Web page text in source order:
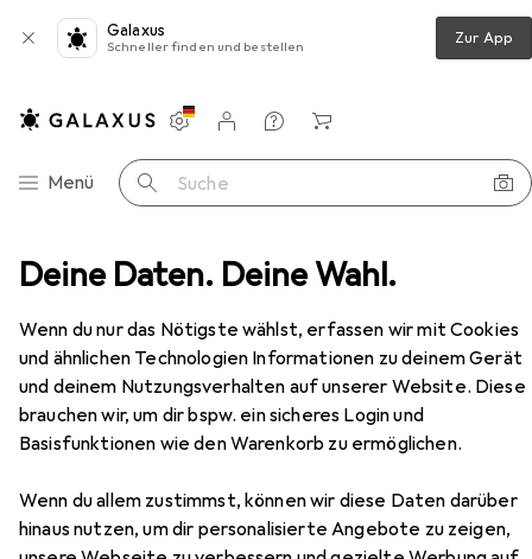
Deine Daten. Deine Wahl.
Wenn du nur das Nötigste wählst, erfassen wir mit Cookies
und ähnlichen Technologien Informationen zu deinem Gerät
und deinem Nutzungsverhalten auf unserer Website. Diese
brauchen wir, um dir bspw. ein sicheres Login und
Basisfunktionen wie den Warenkorb zu ermöglichen.
Wenn du allem zustimmst, können wir diese Daten darüber
hinaus nutzen, um dir personalisierte Angebote zu zeigen,
Galaxus
Schneller finden und bestellen Zur App
Navigation nach Kategorien
Menü Suche
Einstellungen
Kundenkonto
Vergleichslisten
Merklisten
Warenkorb
Erotik Sex Toys Vibrator Svakom Connexion
EUR
86,90
SvakomConnexion